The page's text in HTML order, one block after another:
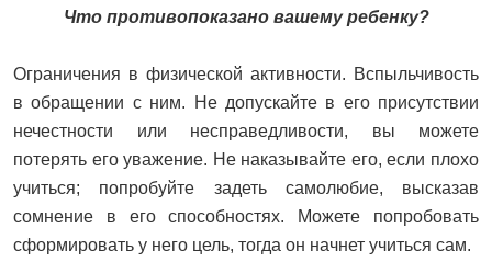
Что противопоказано вашему ребенку?
Ограничения в физической активности. Вспыльчивость
в обращении с ним. Не допускайте в его присутствии
нечестности или несправедливости, вы можете
потерять его уважение. Не наказывайте его, если плохо
учиться; попробуйте задеть самолюбие, высказав
сомнение в его способностях. Можете попробовать
сформировать у него цель, тогда он начнет учиться сам.